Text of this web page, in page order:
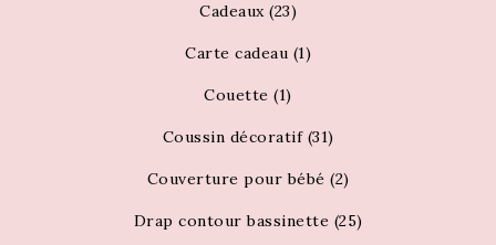
Cadeaux (23)
Carte cadeau (1)
Couette (1)
Coussin décoratif (31)
Couverture pour bébé (2)
Drap contour bassinette (25)